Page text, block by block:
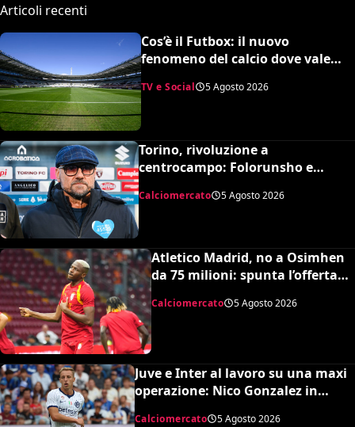
Articoli recenti
Cos’è il Futbox: il nuovo
fenomeno del calcio dove vale
quasi tutto e scoppiano le risse
TV e Social 5 Agosto 2026
Torino, rivoluzione a
centrocampo: Folorunsho e
Sulemana in cima alla lista di
Petrachi
Calciomercato 5 Agosto 2026
Atletico Madrid, no a Osimhen
da 75 milioni: spunta l’offerta
del Tottenham
Calciomercato 5 Agosto 2026
Juve e Inter al lavoro su una maxi
operazione: Nico Gonzalez in
nerazzurro, Frattesi a Torino
Calciomercato 5 Agosto 2026